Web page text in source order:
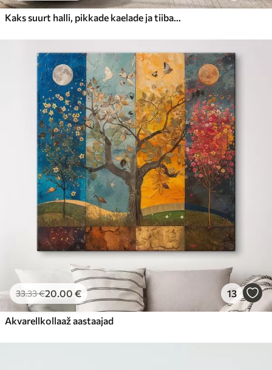
Kaks suurt halli, pikkade kaelade ja tiibadega kraanat, mis seisavad puudest ümbritsetud udujärves
33.33€20.00 € 13
Akvarellkollaaž aastaajad